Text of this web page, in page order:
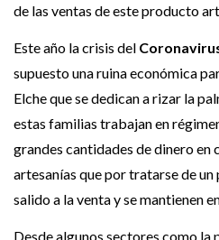
de las ventas de este producto
Este año la crisis del
supuesto una ruina económica
Elche que se dedican a rizar la
estas familias trabajan en
grandes cantidades de dinero en
artesanías que por tratarse de
salido a la venta y se mantienen
Desde algunos sectores como la